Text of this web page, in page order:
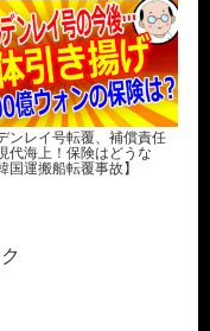
ンレイ号転覆、補償責任
代海上！保険はどうな
国運搬船転覆事故】